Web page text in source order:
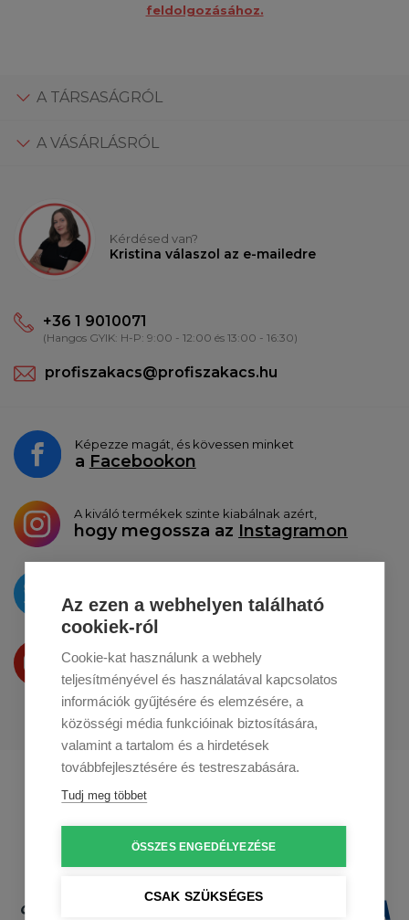
feldolgozásához.
A TÁRSASÁGRÓL
A VÁSÁRLÁSRÓL
Kérdésed van?
Kristina válaszol az e-mailedre
+36 1 9010071
(Hangos GYIK: H-P: 9:00 - 12:00 és 13:00 - 16:30)
profiszakacs@profiszakacs.hu
Képezze magát, és kövessen minket
a Facebookon
A kiváló termékek szinte kiabálnak azért,
hogy megossza az Instagramon
a Twitterentesszük közzé
Termékeinket
a Youtube-on is bemutatjuk
Profikuchar.sk
Profikuchař.cz
Az ezen a webhelyen található
cookiek-ról
Cookie-kat használunk a webhely
teljesítményével és használatával kapcsolatos
információk gyűjtésére és elemzésére, a
közösségi média funkcióinak biztosítására,
valamint a tartalom és a hirdetések
továbbfejlesztésére és testreszabására.
Tudj meg többet
ÖSSZES ENGEDÉLYEZÉSE
CSAK SZÜKSÉGES